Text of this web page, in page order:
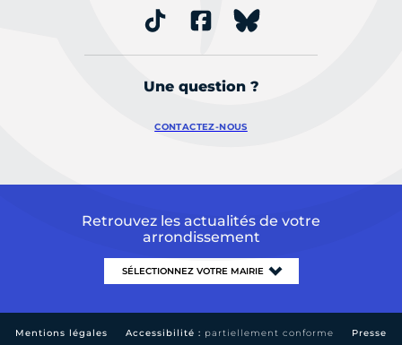
Une question ?
CONTACTEZ-NOUS
Retrouvez les actualités de votre
arrondissement
Mentions légales Accessibilité : partiellement conforme Presse